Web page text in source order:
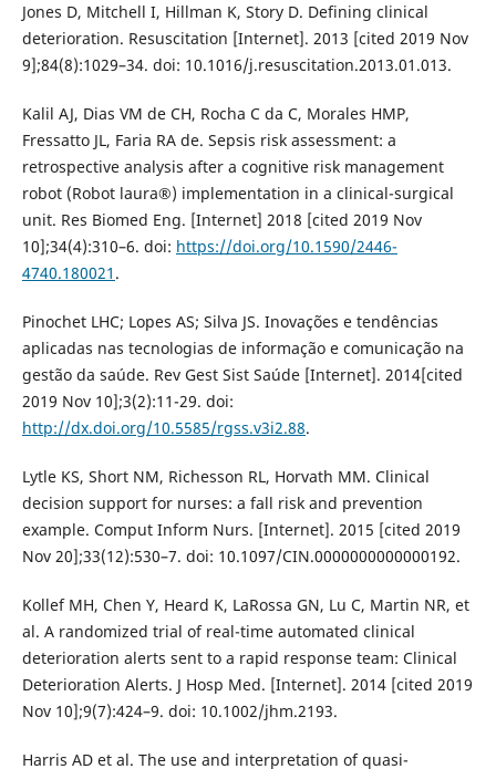
Jones D, Mitchell I, Hillman K, Story D. Defining clinical
deterioration. Resuscitation [Internet]. 2013 [cited 2019 Nov
9];84(8):1029–34. doi: 10.1016/j.resuscitation.2013.01.013.
Kalil AJ, Dias VM de CH, Rocha C da C, Morales HMP,
Fressatto JL, Faria RA de. Sepsis risk assessment: a
retrospective analysis after a cognitive risk management
robot (Robot laura®) implementation in a clinical-surgical
unit. Res Biomed Eng. [Internet] 2018 [cited 2019 Nov
10];34(4):310–6. doi: https://doi.org/10.1590/2446-
4740.180021 .
Pinochet LHC; Lopes AS; Silva JS. Inovações e tendências
aplicadas nas tecnologias de informação e comunicação na
gestão da saúde. Rev Gest Sist Saúde [Internet]. 2014[cited
2019 Nov 10];3(2):11-29. doi:
http://dx.doi.org/10.5585/rgss.v3i2.88.
Lytle KS, Short NM, Richesson RL, Horvath MM. Clinical
decision support for nurses: a fall risk and prevention
example. Comput Inform Nurs. [Internet]. 2015 [cited 2019
Nov 20];33(12):530–7. doi: 10.1097/CIN.0000000000000192.
Kollef MH, Chen Y, Heard K, LaRossa GN, Lu C, Martin NR, et
al. A randomized trial of real-time automated clinical
deterioration alerts sent to a rapid response team: Clinical
Deterioration Alerts. J Hosp Med. [Internet]. 2014 [cited 2019
Nov 10];9(7):424–9. doi: 10.1002/jhm.2193.
Harris AD et al. The use and interpretation of quasi-